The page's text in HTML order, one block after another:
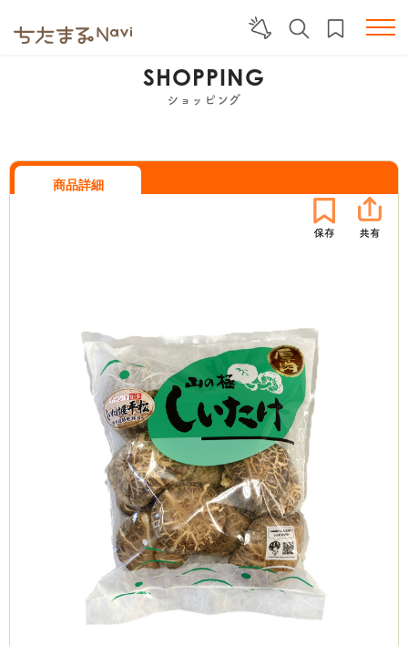
SHOPPING
ショッピング
商品詳細